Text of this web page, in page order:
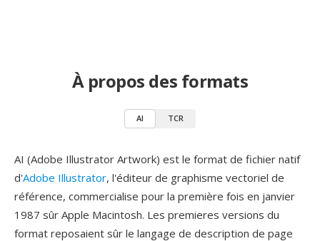
À propos des formats
AI TCR
AI (Adobe Illustrator Artwork) est le format de fichier natif
d'Adobe Illustrator, l'éditeur de graphisme vectoriel de
référence, commercialise pour la première fois en janvier
1987 sûr Apple Macintosh. Les premieres versions du
format reposaient sûr le langage de description de page